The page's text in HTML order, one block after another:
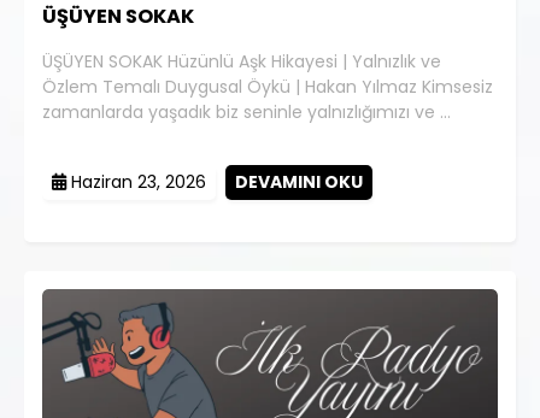
ÜŞÜYEN SOKAK
ÜŞÜYEN SOKAK Hüzünlü Aşk Hikayesi | Yalnızlık ve
Özlem Temalı Duygusal Öykü | Hakan Yılmaz Kimsesiz
zamanlarda yaşadık biz seninle yalnızlığımızı ve …
Haziran 23, 2026 DEVAMINI OKU